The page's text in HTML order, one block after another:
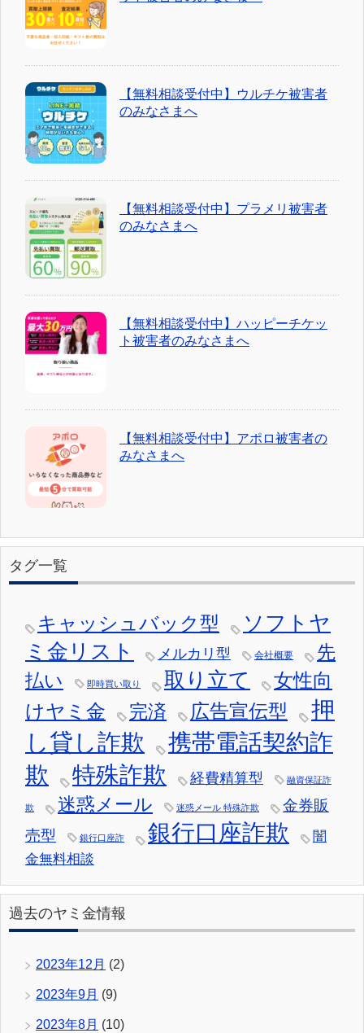
【無料相談受付中】ウルチケ被害者
のみなさまへ
【無料相談受付中】プラメリ被害者
のみなさまへ
【無料相談受付中】ハッピーチケッ
ト被害者のみなさまへ
【無料相談受付中】アポロ被害者の
みなさまへ
タグ一覧
キャッシュバック型
ソフトヤ
ミ金リスト
メルカリ型 会社概要
先
払い
即時買い取り 取り立て
女性向
けヤミ金
完済 広告宣伝型
押
し貸し詐欺
携帯電話契約詐
欺
特殊詐欺 経費精算型 融資保証詐
欺 迷惑メール 迷惑メール 特殊詐欺
金券販
売型
銀行口座詐 銀行口座詐欺
闇
金無料相談
過去のヤミ金情報
2023年12月 (2)
2023年9月 (9)
2023年8月 (10)